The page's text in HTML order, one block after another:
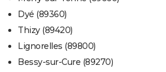
Dyé (89360)
Thizy (89420)
Lignorelles (89800)
Bessy-sur-Cure (89270)